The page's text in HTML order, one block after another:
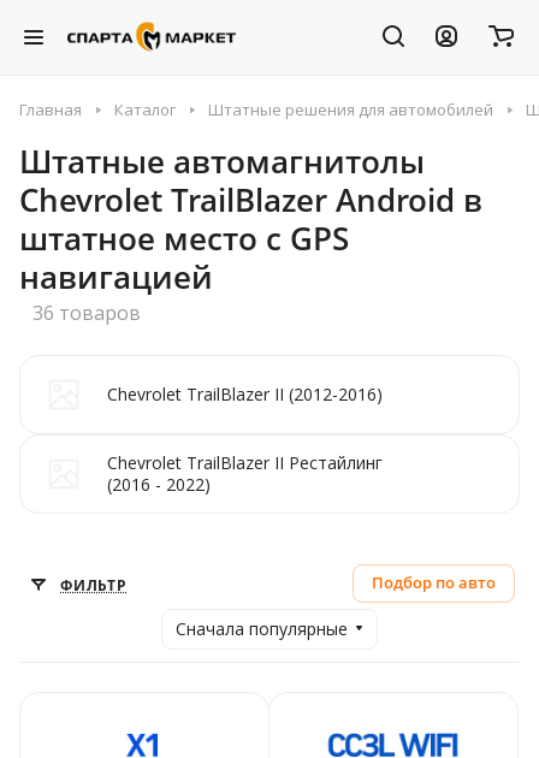
Главная Каталог Штатные решения для автомобилей
Штатные автомагнитолы
Chevrolet TrailBlazer Android в
штатное место с GPS
навигацией
36 товаров
Chevrolet TrailBlazer II (2012-2016)
Chevrolet TrailBlazer II Рестайлинг
(2016 - 2022)
ФИЛЬТР Подбор по авто
Сначала популярные